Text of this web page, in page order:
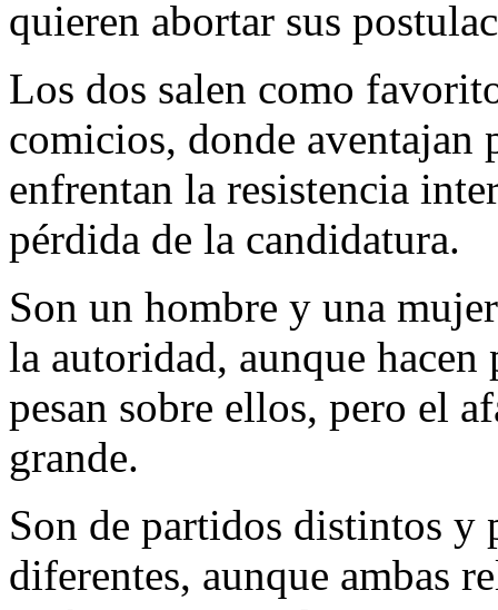
quieren abortar sus
Los dos salen como
comicios, donde aventajan
enfrentan la resistencia
pérdida de la candidatura.
Son un hombre y una
la autoridad, aunque hacen
pesan sobre ellos, pero el
grande.
Son de partidos distintos y
diferentes, aunque ambas